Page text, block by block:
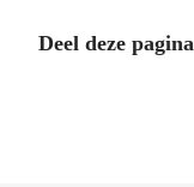
Deel deze pagina